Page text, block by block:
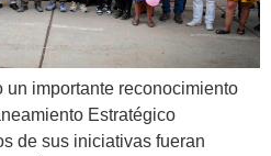
un importante reconocimiento
Estratégico
de sus iniciativas fueran